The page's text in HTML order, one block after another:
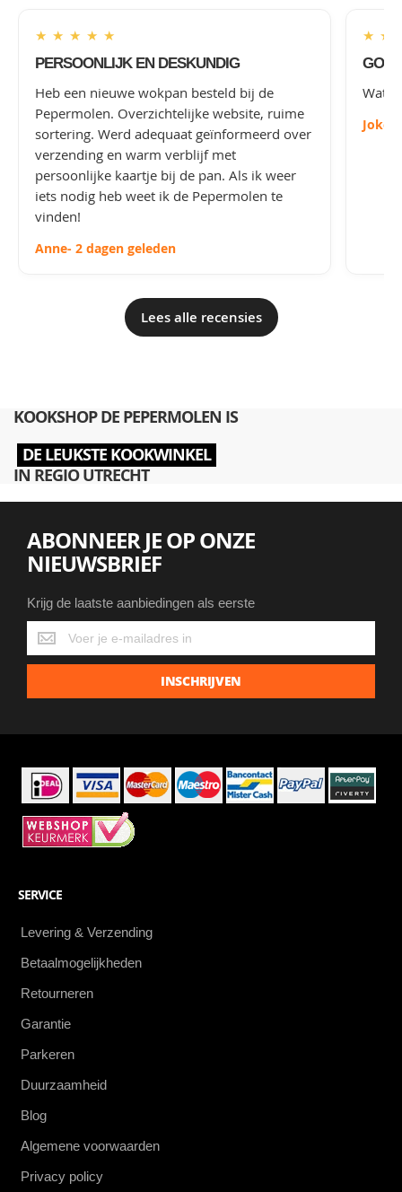
★ ★ ★ ★ ★
PERSOONLIJK EN DESKUNDIG
Heb een nieuwe wokpan besteld bij de
Pepermolen. Overzichtelijke website, ruime
sortering. Werd adequaat geïnformeerd over
verzending en warm verblijf met
persoonlijke kaartje bij de pan. Als ik weer
iets nodig heb weet ik de Pepermolen te
vinden!
Anne- 2 dagen geleden
★ ★
Wat
Joke
Lees alle recensies
KOOKSHOP DE PEPERMOLEN IS
DE LEUKSTE KOOKWINKEL
IN REGIO UTRECHT
ABONNEER JE OP ONZE
NIEUWSBRIEF
Krijg de laatste aanbiedingen als eerste
Krijg
de
laatste
INSCHRIJVEN
SERVICE
Levering & Verzending
Betaalmogelijkheden
Retourneren
Garantie
Parkeren
Duurzaamheid
Blog
Algemene voorwaarden
Privacy policy